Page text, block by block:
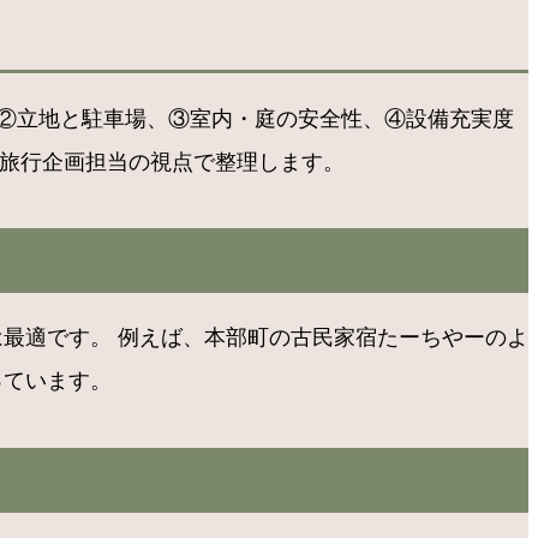
立地と駐車場、③室内・庭の安全性、④設備充実度
行企画担当の視点で整理します。
適です。 例えば、本部町の古民家宿たーちやーのよ
います。